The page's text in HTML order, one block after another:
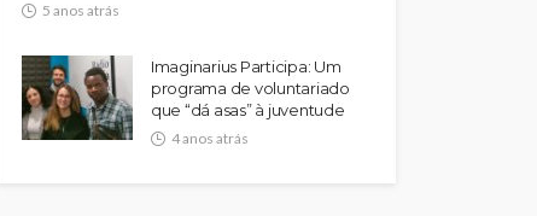
5 anos atrás
Imaginarius Participa: Um
programa de voluntariado
que “dá asas” à juventude
4 anos atrás